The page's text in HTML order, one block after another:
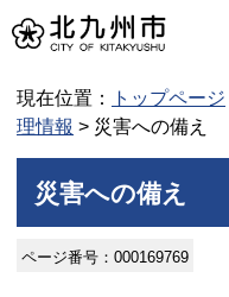
現在位置： トップページ
理情報 > 災害への備え
災害への備え
ページ番号：000169769